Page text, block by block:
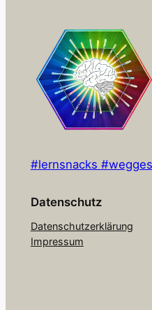
#lernsnacks
Datenschutz
Datenschutzerklärung
Impressum